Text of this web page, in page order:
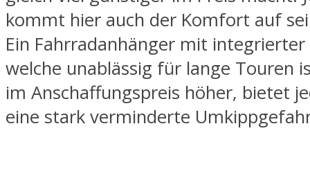
kommt hier auch der Komfort auf
Ein Fahrradanhänger mit integrierter
welche unablässig für lange Touren
im Anschaffungspreis höher, bietet
eine stark verminderte